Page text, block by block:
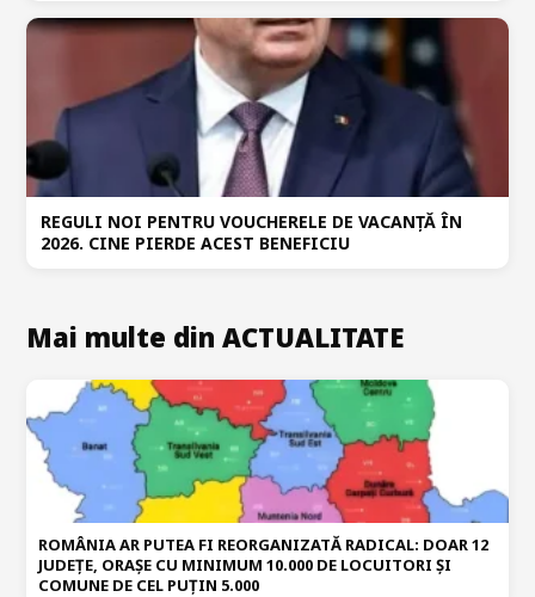
REGULI NOI PENTRU VOUCHERELE DE VACANȚĂ ÎN
2026. CINE PIERDE ACEST BENEFICIU
Mai multe din ACTUALITATE
ROMÂNIA AR PUTEA FI REORGANIZATĂ RADICAL: DOAR 12
JUDEȚE, ORAȘE CU MINIMUM 10.000 DE LOCUITORI ȘI
COMUNE DE CEL PUȚIN 5.000